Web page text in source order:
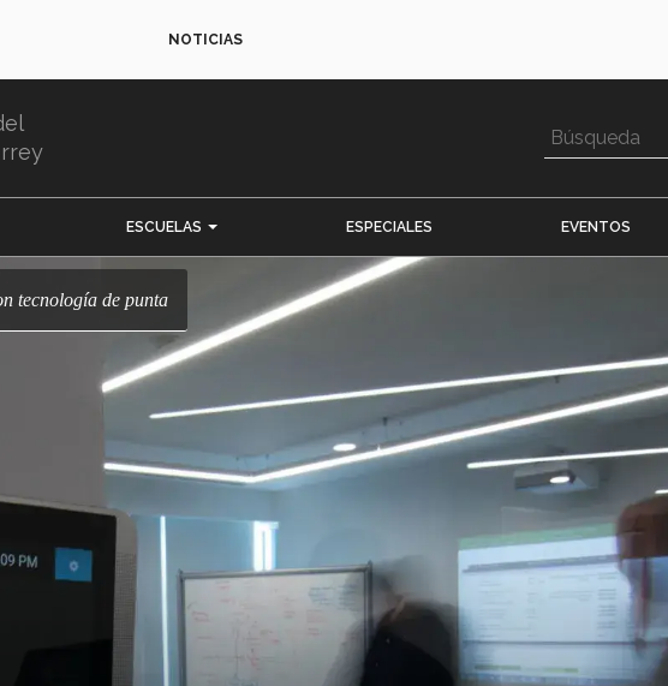
NOTICIAS
ESCUELAS ESPECIALES EVENTOS
tecnología de punta